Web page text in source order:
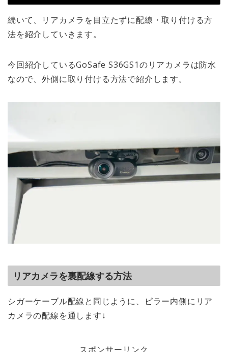
続いて、
リアカメラを目立たずに配線・取り付ける方
法を紹介していきます。
今回紹介しているGoSafe S36GS1のリアカメラは防水
なので、外側に取り付ける方法で紹介します。
リアカメラを裏配線する方法
シガーケーブル配線と同じように、ピラー内側に リア
カメラの配線を通します↓
スポンサーリンク